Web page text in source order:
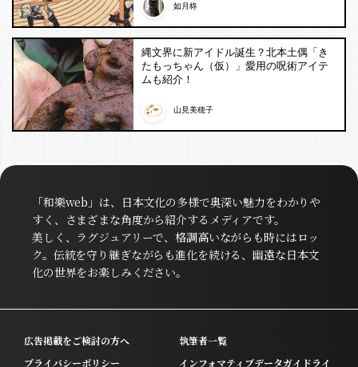
如月柊
縄文界に新アイドル誕生？北本土偶「き
たもっちゃん（仮）」愛用の呪術アイテ
ムも紹介！
山見美穂子
「和樂web」は、日本文化の多様で奥深い魅力をわかりや
すく、さまざまな角度から紹介するメディアです。
美しく、ラグジュアリーで、格調高いながらも時にはロッ
ク。伝統を守り継ぎながらも進化を続ける、幽遠な日本文
化の世界をお楽しみください。
広告掲載をご検討の方へ
執筆者一覧
プライバシーポリシー
インフォマティブデータガイドライ